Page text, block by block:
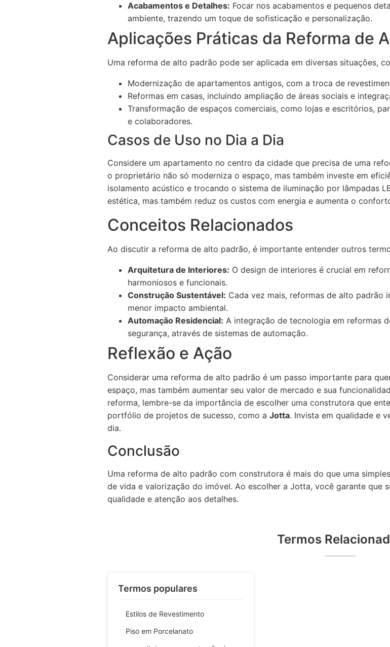
Acabamentos e Detalhes: Focar nos acabamentos e pequenos
ambiente, trazendo um toque de sofisticação e personalização.
Aplicações Práticas da Reforma de
Uma reforma de alto padrão pode ser aplicada em diversas situações,
Modernização de apartamentos antigos, com a troca de
Reformas em casas, incluindo ampliação de áreas sociais e
Transformação de espaços comerciais, como lojas e escritórios,
e colaboradores.
Casos de Uso no Dia a Dia
Considere um apartamento no centro da cidade que precisa de uma
o proprietário não só moderniza o espaço, mas também investe em
isolamento acústico e trocando o sistema de iluminação por lâmpadas
estética, mas também reduz os custos com energia e aumenta o
Conceitos Relacionados
Ao discutir a reforma de alto padrão, é importante entender outros
Arquitetura de Interiores: O design de interiores é crucial em
harmoniosos e funcionais.
Construção Sustentável: Cada vez mais, reformas de alto padrão
menor impacto ambiental.
Automação Residencial: A integração de tecnologia em reformas
segurança, através de sistemas de automação.
Reflexão e Ação
Considerar uma reforma de alto padrão é um passo importante para
espaço, mas também aumentar seu valor de mercado e sua
reforma, lembre-se da importância de escolher uma construtora que
portfólio de projetos de sucesso, como a Jotta. Invista em qualidade e
dia.
Conclusão
Uma reforma de alto padrão com construtora é mais do que uma
de vida e valorização do imóvel. Ao escolher a Jotta, você garante que
qualidade e atenção aos detalhes.
Termos
Termos populares
Estilos de Revestimento
Piso em Porcelanato